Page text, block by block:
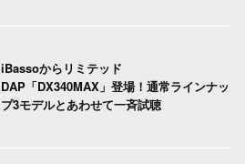
iBassoからリミテッド
DAP「DX340MAX」登場！通常ラインナッ
プ3モデルとあわせて一斉試聴